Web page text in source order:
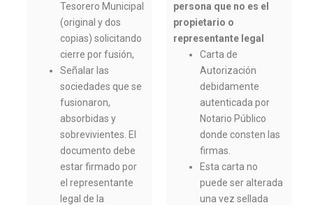
Tesorero Municipal
(original y dos
copias) solicitando
cierre por fusión,
Señalar las
sociedades que se
fusionaron,
absorbidas y
sobrevivientes. El
documento debe
estar firmado por
el representante
legal de la
persona que no es el
propietario o
representante legal
Carta de
Autorización
debidamente
autenticada por
Notario Público
donde consten las
firmas.
Esta carta no
puede ser alterada
una vez sellada